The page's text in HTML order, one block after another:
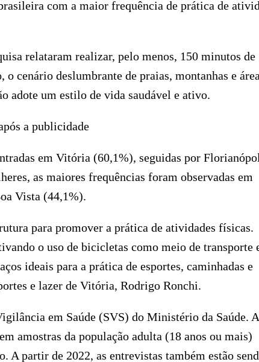
com a maior frequência de prática de
relataram realizar, pelo menos, 150 minutos de
cenário deslumbrante de praias, montanhas e
adote um estilo de vida saudável e ativo.
a publicidade
em Vitória (60,1%), seguidas por
as maiores frequências foram observadas em
Vista (44,1%).
para promover a prática de atividades físicas.
o uso de bicicletas como meio de transporte
ideais para a prática de esportes, caminhadas e
e lazer de Vitória, Rodrigo Ronchi.
em Saúde (SVS) do Ministério da Saúde.
amostras da população adulta (18 anos ou mais)
partir de 2022, as entrevistas também estão